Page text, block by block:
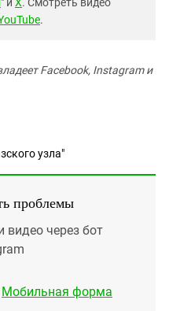
.
Facebook, Instagram и
узла"
проблемы
видео через бот
Мобильная форма